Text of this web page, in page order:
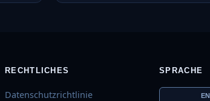
RECHTLICHES
Datenschutzrichtlinie
SPRACHE